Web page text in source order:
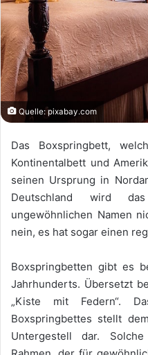
Quelle: pixabay.com
Das Boxspringbett,
Kontinentalbett und
seinen Ursprung in
Deutschland wird
ungewöhnlichen Namen
nein, es hat sogar einen
Boxspringbetten gibt es
Jahrhunderts. Übersetzt
„Kiste mit Federn“.
Boxspringbettes stellt
Untergestell dar.